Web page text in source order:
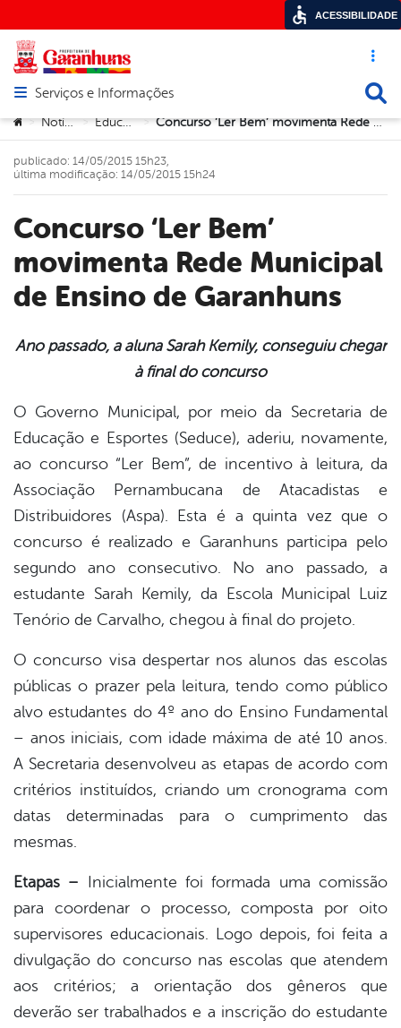
Acesso
Abrir menu principal de navegação
Serviços e Informações
Você está aqui:
> Notícias > Educação > Concurso ‘Ler Bem’ movimenta Rede Municipal de Ensino de Garanhuns
Concurso ‘Ler Bem’
movimenta Rede Municipal
de Ensino de Garanhuns
publicado: 14/05/2015 15h23,
última modificação: 14/05/2015 15h24
Ano passado, a aluna Sarah Kemily, conseguiu chegar
à final do concurso
O Governo Municipal, por meio da Secretaria de
Educação e Esportes (Seduce), aderiu, novamente,
ao concurso “Ler Bem”, de incentivo à leitura, da
Associação Pernambucana de Atacadistas e
Distribuidores (Aspa). Esta é a quinta vez que o
concurso é realizado e Garanhuns participa pelo
segundo ano consecutivo. No ano passado, a
estudante Sarah Kemily, da Escola Municipal Luiz
Tenório de Carvalho, chegou à final do projeto.
O concurso visa despertar nos alunos das escolas
públicas o prazer pela leitura, tendo como público
alvo estudantes do 4º ano do Ensino Fundamental
– anos iniciais, com idade máxima de até 10 anos.
A Secretaria desenvolveu as etapas de acordo com
critérios instituídos, criando um cronograma com
datas determinadas para o cumprimento das
mesmas.
Etapas – Inicialmente foi formada uma comissão
para coordenar o processo, composta por oito
supervisores educacionais. Logo depois, foi feita a
divulgação do concurso nas escolas que atendem
aos critérios; a orientação dos gêneros que
deverão ser trabalhados e a inscrição do estudante
ACESSIBILIDADE